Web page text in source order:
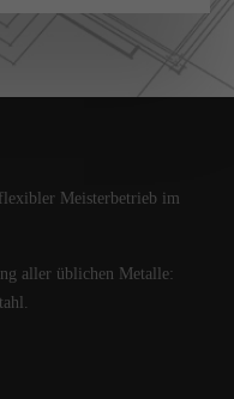
Meisterbetrieb im
aller üblichen Metalle: